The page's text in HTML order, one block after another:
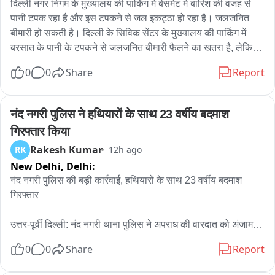
दिल्ली नगर निगम के मुख्यालय की पार्किंग में बेसमेंट में बारिश की वजह से
पानी टपक रहा है और इस टपकने से जल इकट्ठा हो रहा है। जलजनित
बीमारी हो सकती है। दिल्ली के सिविक सेंटर के मुख्यालय की पार्किंग में
बरसात के पानी के टपकने से जलजनित बीमारी फैलने का खतरा है, लेकिन
दिल्ली के सिविक सेंटर के मुख्यालय की पार्किंग में बरसात का पानी टपक रहा
0 0 Share Report
नंद नगरी पुलिस ने हथियारों के साथ 23 वर्षीय बदमाश
गिरफ्तार किया
RK Rakesh Kumar 12h ago
New Delhi, Delhi:
नंद नगरी पुलिस की बड़ी कार्रवाई, हथियारों के साथ 23 वर्षीय बदमाश
गिरफ्तार
उत्तर-पूर्वी दिल्ली: नंद नगरी थाना पुलिस ने अपराध की वारदात को अंजाम
ने आरोपी के कब्जे से एक देशी सेमी-ऑटोमैटिक पिस्टल, 4 जिंदा कारतूस
0 0 Share Report